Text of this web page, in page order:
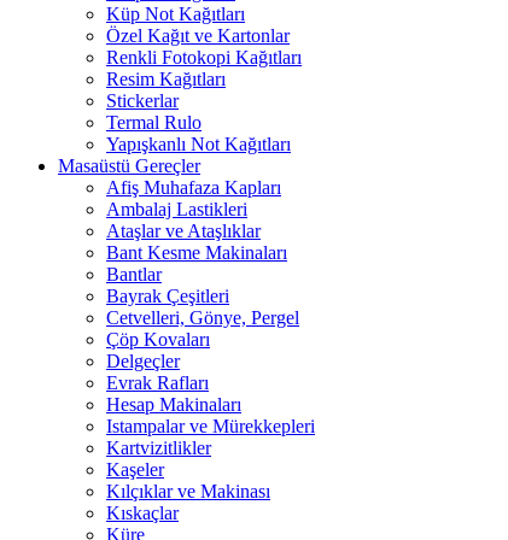
Küp Not Kağıtları
Özel Kağıt ve Kartonlar
Renkli Fotokopi Kağıtları
Resim Kağıtları
Stickerlar
Termal Rulo
Yapışkanlı Not Kağıtları
Masaüstü Gereçler
Afiş Muhafaza Kapları
Ambalaj Lastikleri
Ataşlar ve Ataşlıklar
Bant Kesme Makinaları
Bantlar
Bayrak Çeşitleri
Cetvelleri, Gönye, Pergel
Çöp Kovaları
Delgeçler
Evrak Rafları
Hesap Makinaları
Istampalar ve Mürekkepleri
Kartvizitlikler
Kaşeler
Kılçıklar ve Makinası
Kıskaçlar
Küre